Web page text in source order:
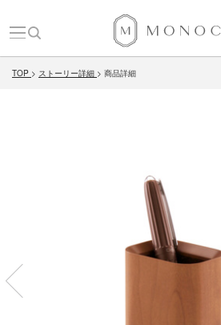
TOP ストーリー詳細 商品詳細